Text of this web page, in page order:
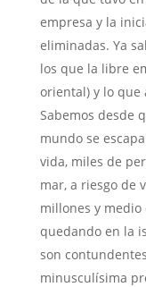
empresa y la
eliminadas. Ya
los que la libre
oriental) y lo que
Sabemos desde
mundo se
vida, miles de
mar, a riesgo de
millones y medio
quedando en la
son
minusculísima